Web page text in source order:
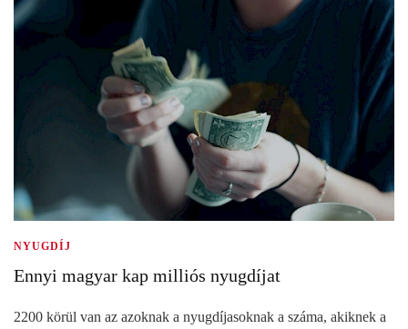
NYUGDÍJ
Ennyi magyar kap milliós nyugdíjat
2200 körül van az azoknak a nyugdíjasoknak a száma, akiknek a